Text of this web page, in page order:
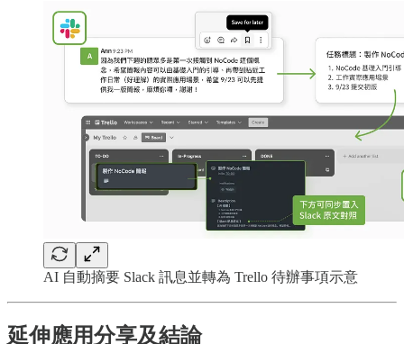
AI 自動摘要 Slack 訊息並轉為 Trello 待辦事項示意
延伸應用分享及結論